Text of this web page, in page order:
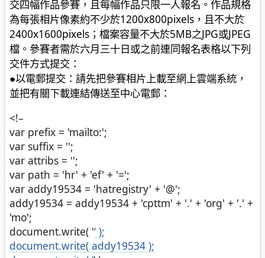
交四幅作品參賽，且每幅作品只限一人報名。作品規格
為每張相片像素約不少於1200x800pixels，且不大於
2400x1600pixels；檔案容量不大於5MB之JPG或JPEG
檔。參賽者需於六月三十日或之前連同報名表格以下列
交件方式提交：
●以電郵提交：請先把參賽相片上載至網上雲端系統，
並把有關下載連結傳送至中心電郵：
<!–
var prefix = 'mailto:';
var suffix = '';
var attribs = '';
var path = 'hr' + 'ef' + '=';
var addy19534 = 'hatregistry' + '@';
addy19534 = addy19534 + 'cpttm' + '.' + 'org' + '.' +
'mo';
document.write( '‘ );
document.write( addy19534 );